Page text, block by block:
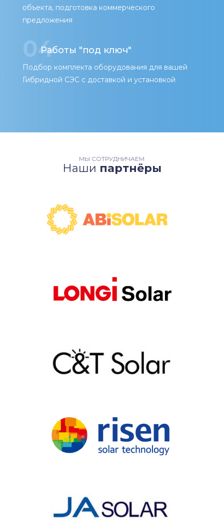
объекта, подготовка коммерческого
предложения
04Работы "под ключ"
Подбор комплекта оборудования для вашей
Гибридной СЭС с доставкой и установкой
МЫ СОТРУДНИЧАЕМ
Наши партнёры